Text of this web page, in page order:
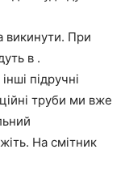
викинути. При
в .
підручні
труби ми вже
На смітник